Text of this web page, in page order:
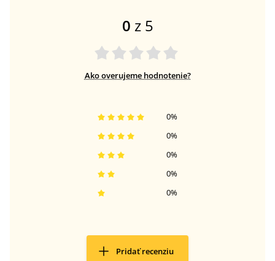
0 z 5
Ako overujeme hodnotenie?
0%
0%
0%
0%
0%
Pridať recenziu